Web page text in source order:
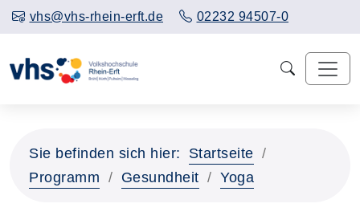
vhs@vhs-rhein-erft.de 02232 94507-0
Sie befinden sich hier:
Startseite
Programm
Gesundheit Yoga